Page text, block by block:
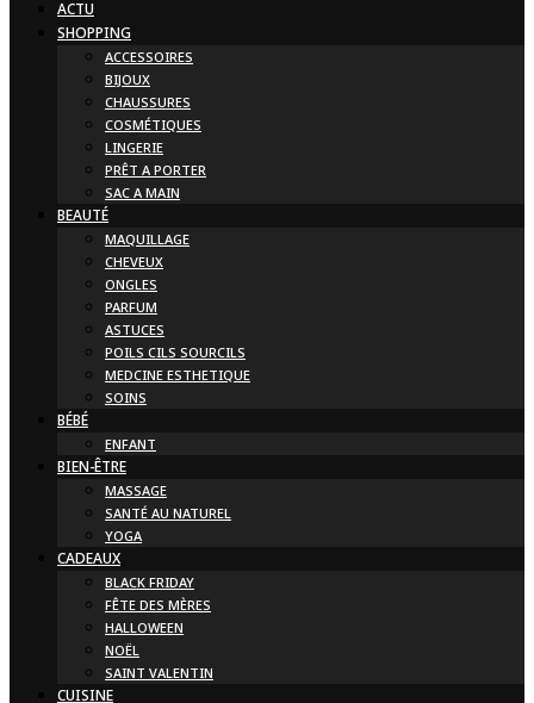
ACTU
SHOPPING
ACCESSOIRES
BIJOUX
CHAUSSURES
COSMÉTIQUES
LINGERIE
PRÊT A PORTER
SAC A MAIN
BEAUTÉ
MAQUILLAGE
CHEVEUX
ONGLES
PARFUM
ASTUCES
POILS CILS SOURCILS
MEDCINE ESTHETIQUE
SOINS
BÉBÉ
ENFANT
BIEN-ÊTRE
MASSAGE
SANTÉ AU NATUREL
YOGA
CADEAUX
BLACK FRIDAY
FÊTE DES MÈRES
HALLOWEEN
NOËL
SAINT VALENTIN
CUISINE